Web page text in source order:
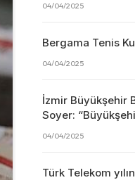
04/04/2025
Bergama Tenis
04/04/2025
İzmir Büyükşehir
Soyer:
04/04/2025
Türk Telekom